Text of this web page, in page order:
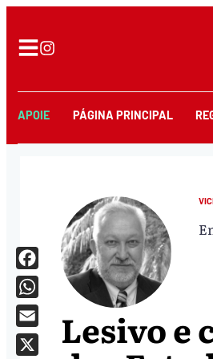
APOIE PÁGINA PRINCIPAL
Lesivo
Facebook
WhatsApp
Email